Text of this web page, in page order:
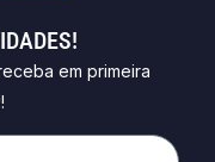
em primeira